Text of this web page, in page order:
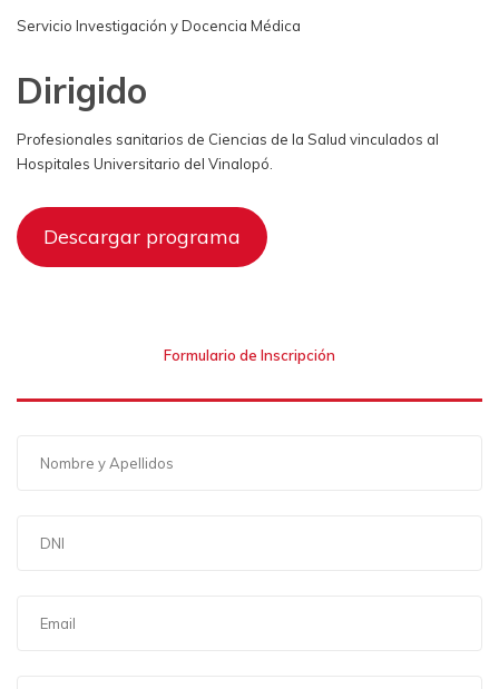
Servicio Investigación y Docencia Médica
Dirigido
Profesionales sanitarios de Ciencias de la Salud vinculados al
Hospitales Universitario del Vinalopó.
Descargar programa
Formulario de Inscripción